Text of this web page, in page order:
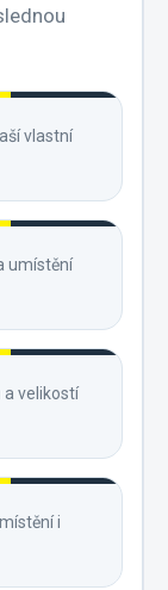
vlastní
umístění
a velikostí
i